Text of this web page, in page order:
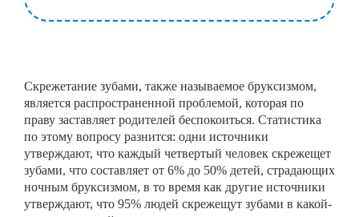
Скрежетание зубами, также называемое бруксизмом,
является распространенной проблемой, которая по
праву заставляет родителей беспокоиться. Статистика
по этому вопросу разнится: одни источники
утверждают, что каждый четвертый человек скрежещет
зубами, что составляет от 6% до 50% детей, страдающих
ночным бруксизмом, в то время как другие источники
утверждают, что 95% людей скрежещут зубами в какой-